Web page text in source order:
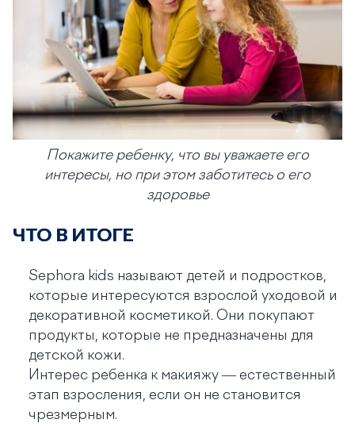
Покажите ребенку, что вы уважаете его
интересы, но при этом заботитесь о его
здоровье
ЧТО В ИТОГЕ
Sephora kids называют детей и подростков,
которые интересуются взрослой уходовой и
декоративной косметикой. Они покупают
продукты, которые не предназначены для
детской кожи.
Интерес ребенка к макияжу — естественный
этап взросления, если он не становится
чрезмерным.